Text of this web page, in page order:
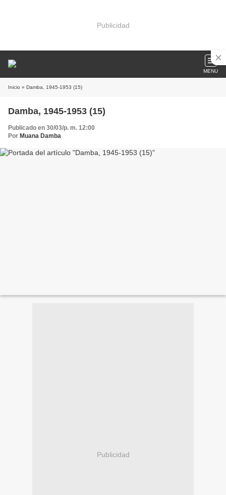
Publicidad
MENU
Inicio » Damba, 1945-1953 (15)
Damba, 1945-1953 (15)
Publicado en 30/03/p. m. 12:00
Por Muana Damba
Publicidad